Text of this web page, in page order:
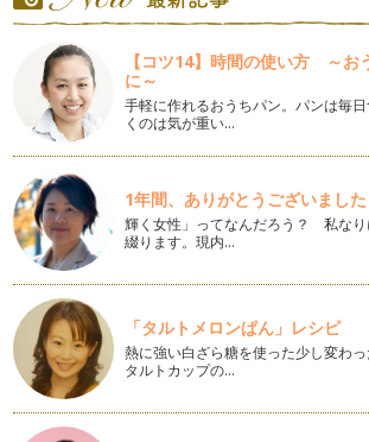
美ママを作る★時短ながらエクササイズ②！
紫外線の強い季節になりました。 こちら
美ママを作る★時短ながらエクササイズをや
太もものサイズが寿命に関係するかもしれな
に。との研究のお話を聴いたことはあ…
美ママ親子でお気軽タッチケアを楽しもう！(
美ママ親子のみなさま、こんにちは♪ボディ
ストHiROEです。 さて…
美ママ親子でお気軽タッチケアを楽しもう
美ママ親子のみなさま、こんにちは♪ 今回
美ママ親子の春のセレモニーで輝こう！(写
美ママの皆さま、こんにちは♪春。新入園・
子さま、ご家族の皆さま、おめでとう…
【コツ14】時間の使い方 ～お
に～
手軽に作れるおうちパン。パンは毎
くのは気が重い…
1年間、ありがとうございました
輝く女性」ってなんだろう？ 私なり
綴ります。現内…
「タルトメロンぱん」レシピ
熱に強い白ざら糖を使った少し変わ
タルトカップの…